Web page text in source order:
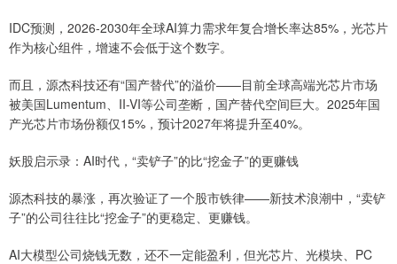
IDC预测，2026-2030年全球AI算力需求年复合增长率达85%，光芯片
作为核心组件，增速不会低于这个数字。
而且，源杰科技还有“国产替代”的溢价——目前全球高端光芯片市场
被美国Lumentum、II-VI等公司垄断，国产替代空间巨大。2025年国
产光芯片市场份额仅15%，预计2027年将提升至40%。
妖股启示录：AI时代，“卖铲子”的比“挖金子”的更赚钱
源杰科技的暴涨，再次验证了一个股市铁律——新技术浪潮中，“卖铲
子”的公司往往比“挖金子”的更稳定、更赚钱。
AI大模型公司烧钱无数，还不一定能盈利，但光芯片、光模块、PC